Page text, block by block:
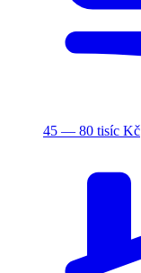
45 — 80 tisíc Kč